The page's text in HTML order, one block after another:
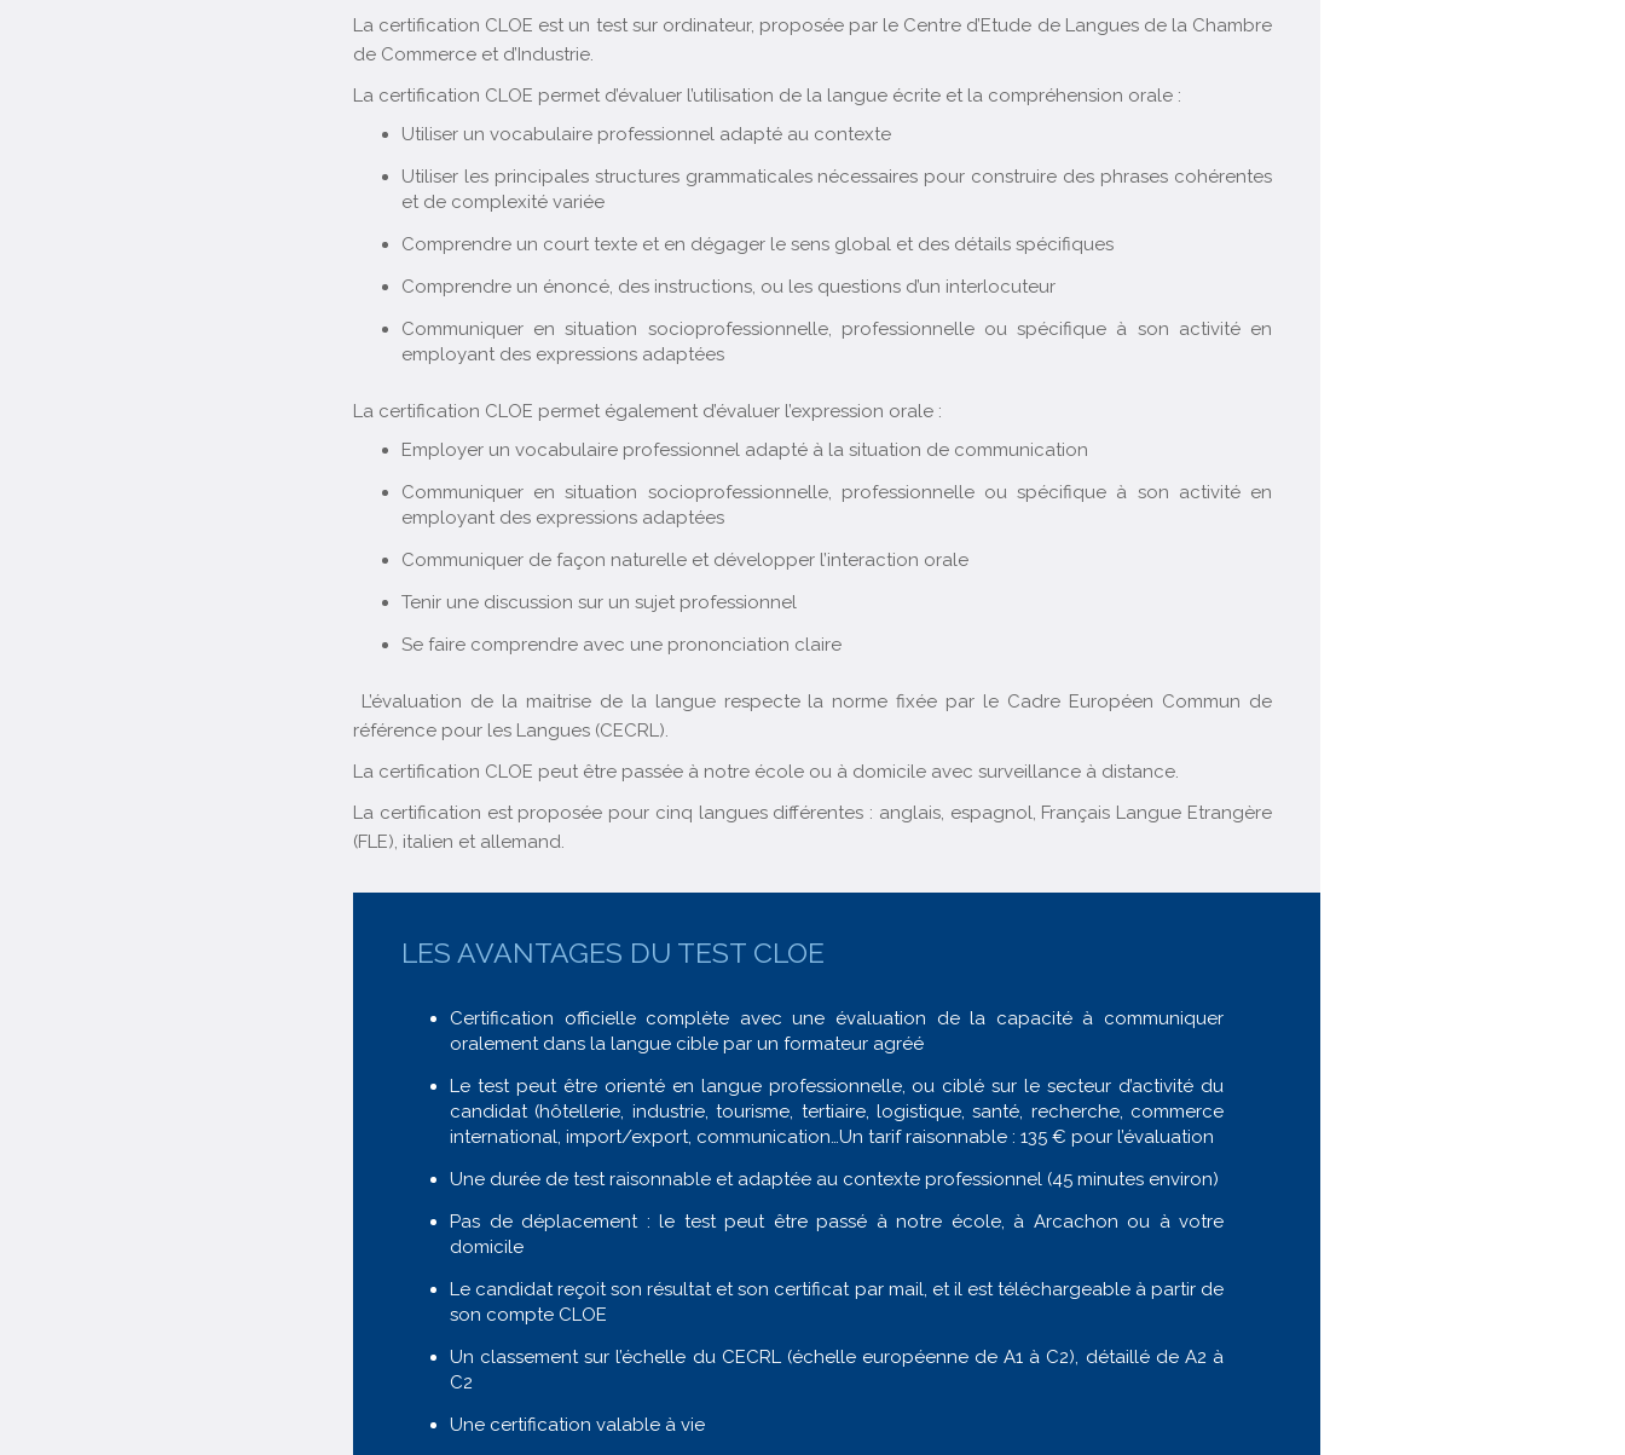
La certification CLOE est un test sur ordinateur, proposée par le Centre d’Etude de Langues de la Chambre
de Commerce et d’Industrie.
La certification CLOE permet d’évaluer l’utilisation de la langue écrite et la compréhension orale :
Utiliser un vocabulaire professionnel adapté au contexte
Utiliser les principales structures grammaticales nécessaires pour construire des phrases cohérentes
et de complexité variée
Comprendre un court texte et en dégager le sens global et des détails spécifiques
Comprendre un énoncé, des instructions, ou les questions d’un interlocuteur
Communiquer en situation socioprofessionnelle, professionnelle ou spécifique à son activité en
employant des expressions adaptées
La certification CLOE permet également d’évaluer l’expression orale :
Employer un vocabulaire professionnel adapté à la situation de communication
Communiquer en situation socioprofessionnelle, professionnelle ou spécifique à son activité en
employant des expressions adaptées
Communiquer de façon naturelle et développer l’interaction orale
Tenir une discussion sur un sujet professionnel
Se faire comprendre avec une prononciation claire
L’évaluation de la maitrise de la langue respecte la norme fixée par le Cadre Européen Commun de
référence pour les Langues (CECRL).
La certification CLOE peut être passée à notre école ou à domicile avec surveillance à distance.
La certification est proposée pour cinq langues différentes : anglais, espagnol, Français Langue Etrangère
(FLE), italien et allemand.
LES AVANTAGES DU TEST CLOE
Certification officielle complète avec une évaluation de la capacité à communiquer
oralement dans la langue cible par un formateur agréé
Le test peut être orienté en langue professionnelle, ou ciblé sur le secteur d’activité du
candidat (hôtellerie, industrie, tourisme, tertiaire, logistique, santé, recherche, commerce
international, import/export, communication…Un tarif raisonnable : 135 € pour l’évaluation
Une durée de test raisonnable et adaptée au contexte professionnel (45 minutes environ)
Pas de déplacement : le test peut être passé à notre école, à Arcachon ou à votre
domicile
Le candidat reçoit son résultat et son certificat par mail, et il est téléchargeable à partir de
son compte CLOE
Un classement sur l’échelle du CECRL (échelle européenne de A1 à C2), détaillé de A2 à
C2
Une certification valable à vie